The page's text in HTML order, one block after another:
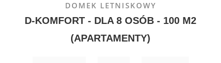
DOMEK LETNISKOWY
D-KOMFORT - DLA 8 OSÓB - 100 M2
(APARTAMENTY)